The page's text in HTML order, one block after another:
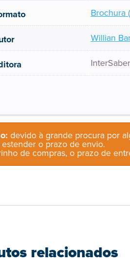
Brochura
Willian
devido à grande procura por
o prazo de envio.
de compras, o prazo de
relacionados